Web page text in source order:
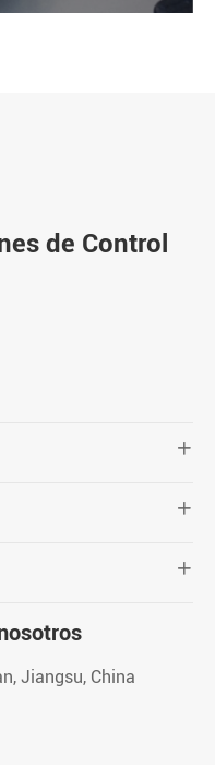
de Control



Jiangsu, China